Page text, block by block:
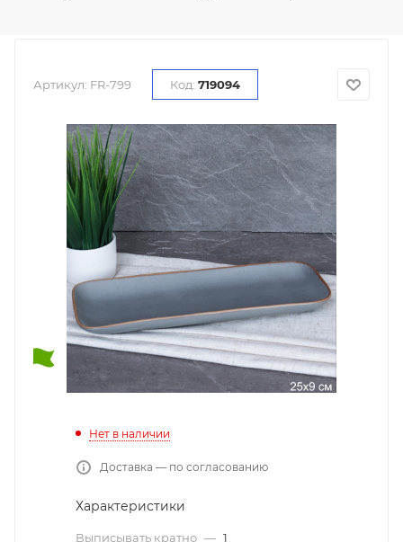
Артикул: FR-799 Код: 719094
Нет в наличии
Доставка — по согласованию
Характеристики
Выписывать кратно — 1